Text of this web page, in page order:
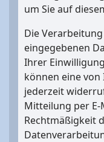
um Sie auf
Die
eingegebenen
Ihrer Einwilligung
können eine
jederzeit
Mitteilung per E-
Rechtmäßigkeit